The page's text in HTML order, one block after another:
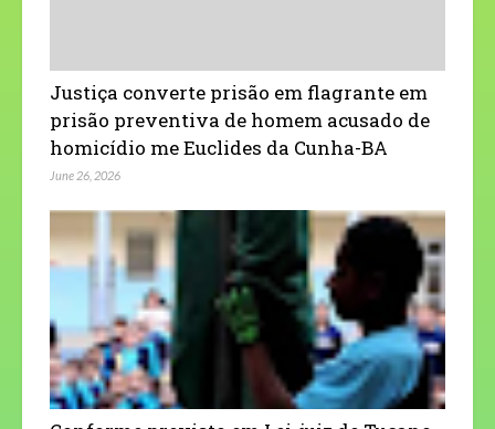
Justiça converte prisão em flagrante em
prisão preventiva de homem acusado de
homicídio me Euclides da Cunha-BA
June 26, 2026